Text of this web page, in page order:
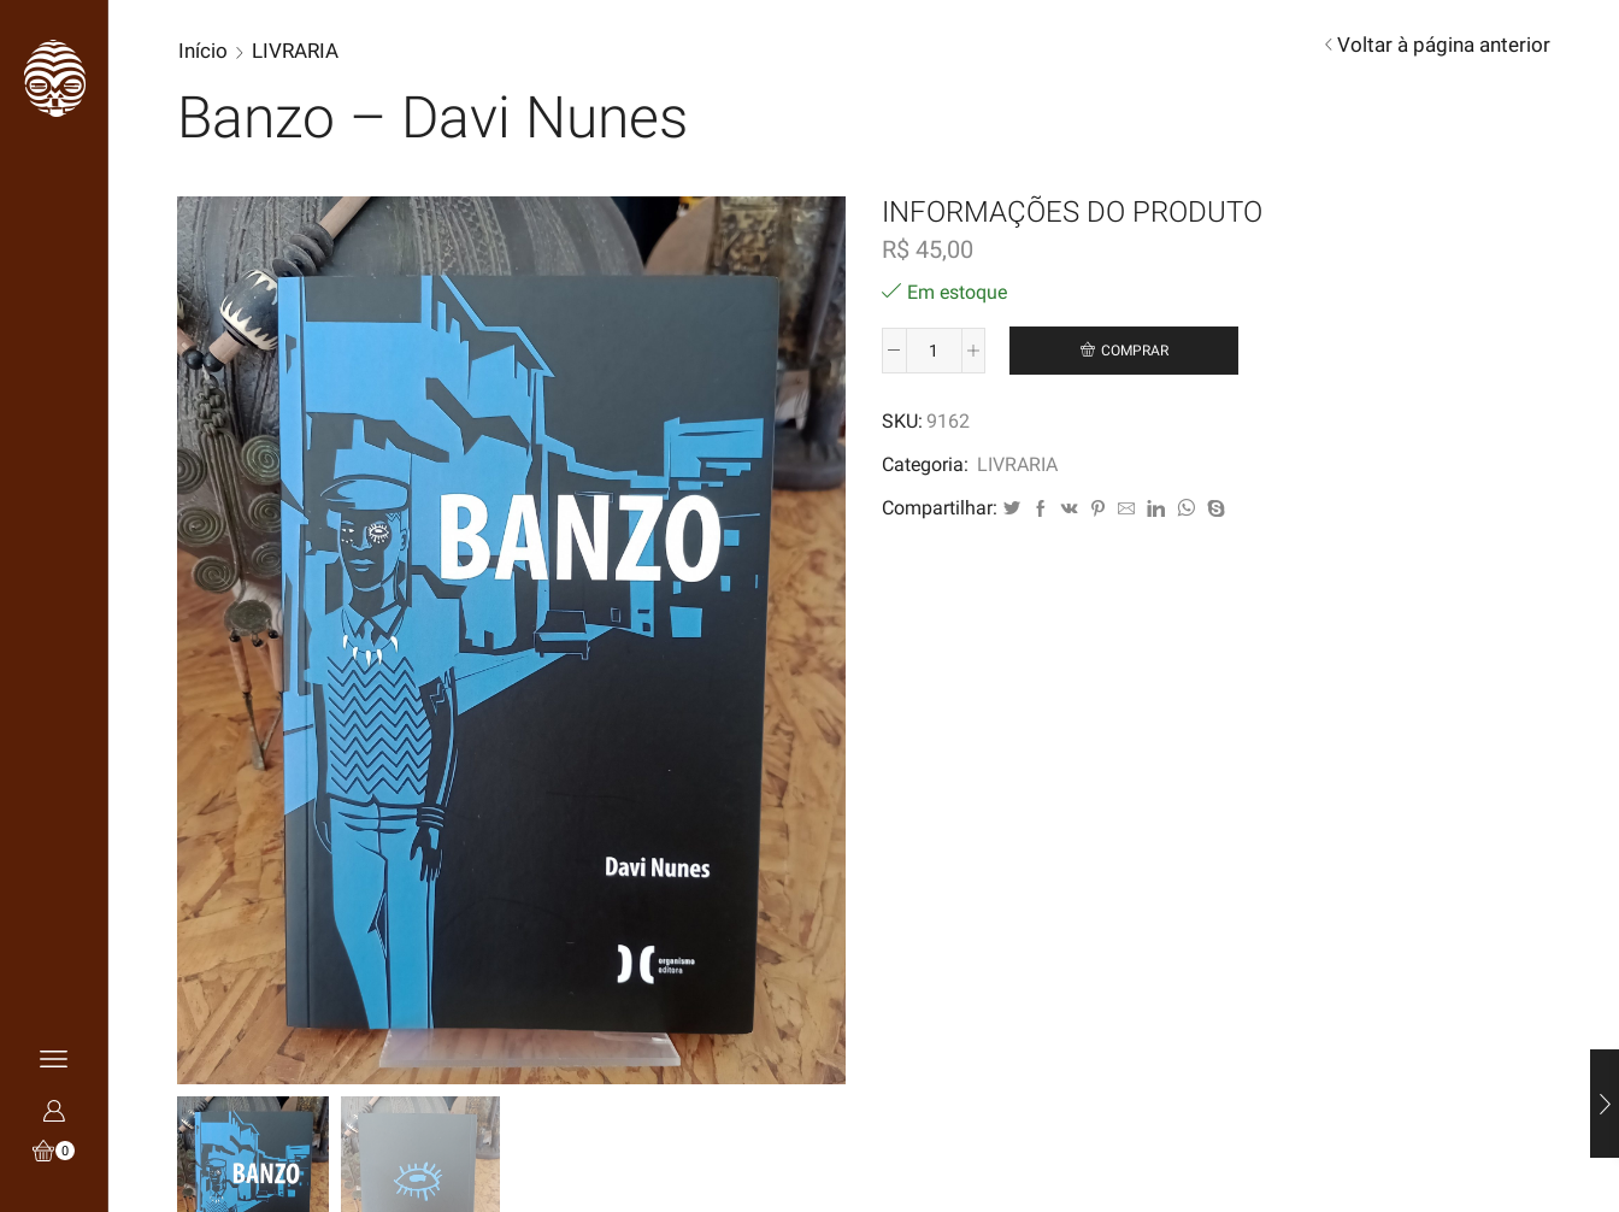
0
Início LIVRARIA
Banzo – Davi Nunes
Voltar à página anterior
INFORMAÇÕES DO PRODUTO
R$ 45,00
Em estoque
Davi
Nunes
COMPRAR
SKU: 9162
Categoria: LIVRARIA
Compartilhar: